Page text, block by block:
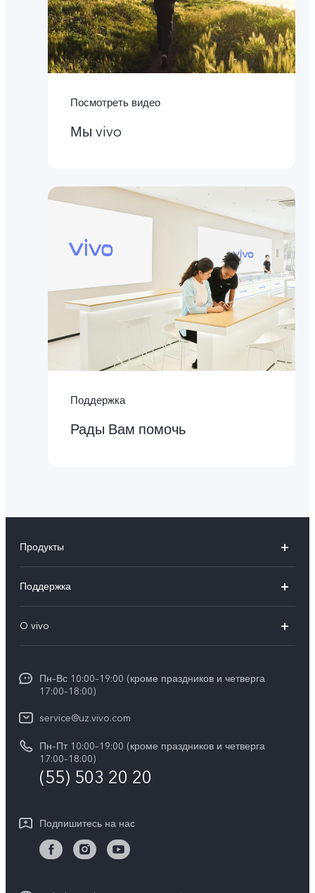
Посмотреть видео
Мы vivo
Поддержка
Рады Вам помочь
Продукты
V50 Lite
Y29
Поддержка
Funtouch OS
Сервисные центры
IMEI аутентификация
Обновление системы
Инструкции по гарантии vivo
O vivo
Пресс Центр
Карьера в vivo
Юридическая информация
О нас
Стабильность
Пн–Вс 10:00–19:00 (кроме праздников и четверга
17:00–18:00)
service@uz.vivo.com
Пн–Пт 10:00–19:00 (кроме праздников и четверга
17:00–18:00)
(55) 503 20 20
Подпишитесь на нас